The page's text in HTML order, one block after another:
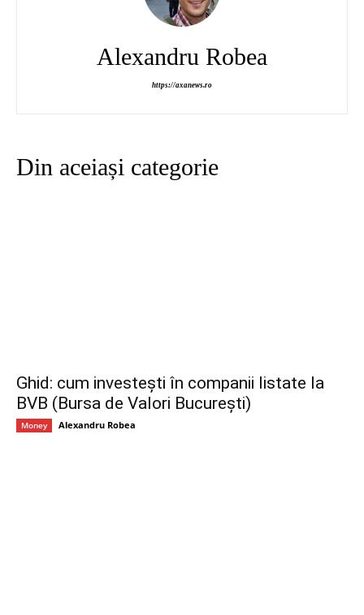
Alexandru Robea
https://axanews.ro
Din aceiași categorie
Ghid: cum investești în companii listate la
BVB (Bursa de Valori București)
Money Alexandru Robea